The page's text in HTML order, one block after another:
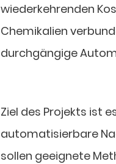
wiederkehrenden
Chemikalien
durchgängige
Ziel des Projekts ist
automatisierbare
sollen geeignete